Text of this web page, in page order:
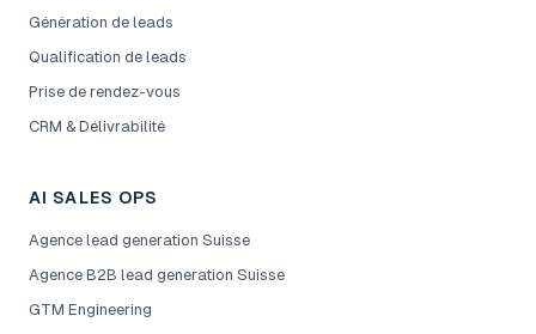
Génération de leads
Qualification de leads
Prise de rendez-vous
CRM & Délivrabilité
AI SALES OPS
Agence lead generation Suisse
Agence B2B lead generation Suisse
GTM Engineering